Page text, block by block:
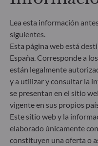
factores de
los riesgos de
ESG
corporativo) en su
de inversión. Artículo
persigue un objetivo
sostenible que
los desafíos de la
riesgos de
calificaciones
datos ESG externo de
Lea esta información
siguientes.
Esta página web está
España. Corresponde a
están legalmente
y a utilizar y consultar la
se presentan en el sitio
vigente en sus propios
Este sitio web y la
elaborado únicamente
constituyen una oferta o